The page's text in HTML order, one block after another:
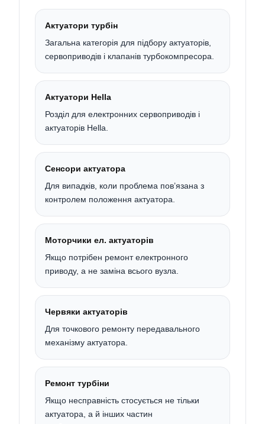
Актуатори турбін
Загальна категорія для підбору актуаторів,
сервоприводів і клапанів турбокомпресора.
Актуатори Hella
Розділ для електронних сервоприводів і
актуаторів Hella.
Сенсори актуатора
Для випадків, коли проблема пов’язана з
контролем положення актуатора.
Моторчики ел. актуаторів
Якщо потрібен ремонт електронного
приводу, а не заміна всього вузла.
Червяки актуаторів
Для точкового ремонту передавального
механізму актуатора.
Ремонт турбіни
Якщо несправність стосується не тільки
актуатора, а й інших частин